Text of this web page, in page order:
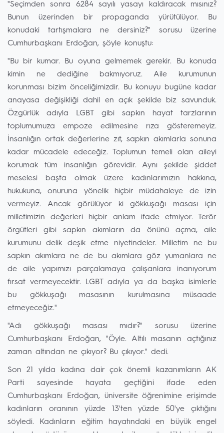
"Seçimden sonra 6284 sayılı yasayı kaldıracak mısınız?
Bunun üzerinden bir propaganda yürütülüyor. Bu
konudaki tartışmalara ne dersiniz?" sorusu üzerine
Cumhurbaşkanı Erdoğan, şöyle konuştu:
"Bu bir kumar. Bu oyuna gelmemek gerekir. Bu konuda
kimin ne dediğine bakmıyoruz. Aile kurumunun
korunması bizim önceliğimizdir. Bu konuyu bugüne kadar
anayasa değişikliği dahil en açık şekilde biz savunduk.
Özgürlük adıyla LGBT gibi sapkın hayat tarzlarının
toplumumuza empoze edilmesine rıza gösteremeyiz.
İnsanlığın ortak değerlerine zıt, sapkın akımlarla sonuna
kadar mücadele edeceğiz. Toplumun temeli olan aileyi
korumak tüm insanlığın görevidir. Aynı şekilde şiddet
meselesi başta olmak üzere kadınlarımızın hakkına,
hukukuna, onuruna yönelik hiçbir müdahaleye de izin
vermeyiz. Ancak görülüyor ki gökkuşağı masası için
milletimizin değerleri hiçbir anlam ifade etmiyor. Terör
örgütleri gibi sapkın akımların da önünü açma, aile
kurumunu delik deşik etme niyetindeler. Milletim ne bu
sapkın akımlara ne de bu akımlara göz yumanlara ne
de aile yapımızı parçalamaya çalışanlara inanıyorum
fırsat vermeyecektir. LGBT adıyla ya da başka isimlerle
bu gökkuşağı masasının kurulmasına müsaade
etmeyeceğiz."
"Adı gökkuşağı masası mıdır?" sorusu üzerine
Cumhurbaşkanı Erdoğan, "Öyle. Altılı masanın açtığınız
zaman altından ne çıkıyor? Bu çıkıyor." dedi.
Son 21 yılda kadına dair çok önemli kazanımların AK
Parti sayesinde hayata geçtiğini ifade eden
Cumhurbaşkanı Erdoğan, üniversite öğrenimine erişimde
kadınların oranının yüzde 13'ten yüzde 50'ye çıktığını
söyledi. Kadınların eğitim hayatındaki en büyük engel